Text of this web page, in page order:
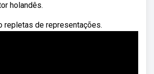
holandês.
repletas de representações.